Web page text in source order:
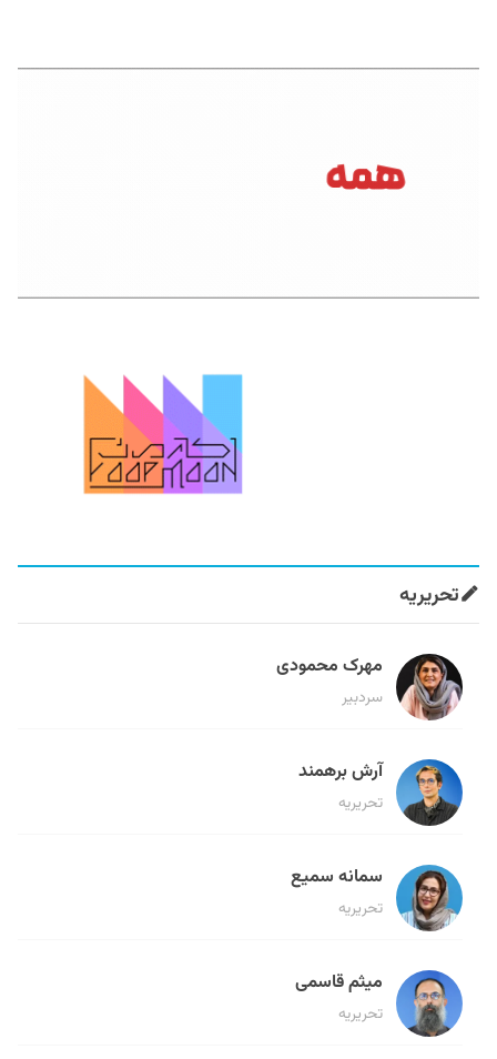
تحریریه
مهرک محمودی
سردبیر
آرش برهمند
تحریریه
سمانه سمیع
تحریریه
میثم قاسمی
تحریریه